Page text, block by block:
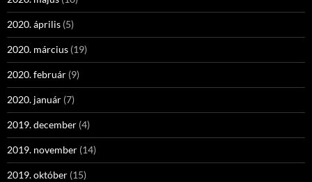
2020. április (5)
2020. március (19)
2020. február (9)
2020. január (7)
2019. december (4)
2019. november (14)
2019. október (15)